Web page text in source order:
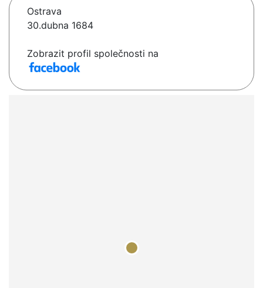
Ostrava
30.dubna 1684
Zobrazit profil společnosti na